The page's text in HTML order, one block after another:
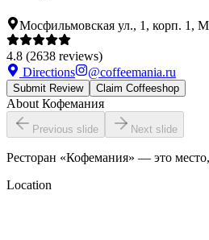
Мосфильмовская ул., 1, корп. 1,
4.8 (2638 reviews)
Directions
@coffeemania.ru
Submit Review Claim Coffeeshop
About Кофемания
Previous slide Next slide
Ресторан «Кофемания» — это
Location